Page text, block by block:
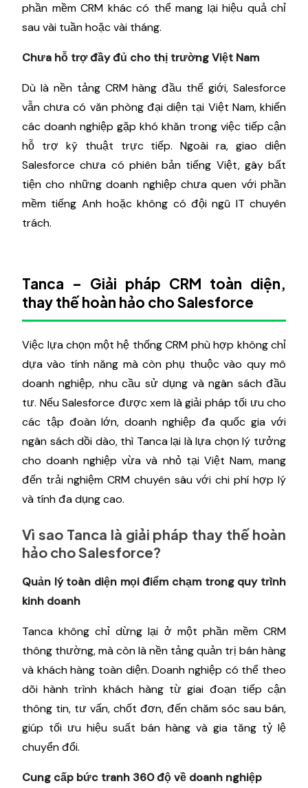
phần mềm CRM khác có thể mang lại hiệu quả chỉ
sau vài tuần hoặc vài tháng.
Chưa hỗ trợ đầy đủ cho thị trường Việt Nam
Dù là nền tảng CRM hàng đầu thế giới, Salesforce
vẫn chưa có văn phòng đại diện tại Việt Nam, khiến
các doanh nghiệp gặp khó khăn trong việc tiếp cận
hỗ trợ kỹ thuật trực tiếp. Ngoài ra, giao diện
Salesforce chưa có phiên bản tiếng Việt, gây bất
tiện cho những doanh nghiệp chưa quen với phần
mềm tiếng Anh hoặc không có đội ngũ IT chuyên
trách.
Tanca – Giải pháp CRM toàn diện,
thay thế hoàn hảo cho Salesforce
Việc lựa chọn một hệ thống CRM phù hợp không chỉ
dựa vào tính năng mà còn phụ thuộc vào quy mô
doanh nghiệp, nhu cầu sử dụng và ngân sách đầu
tư. Nếu Salesforce được xem là giải pháp tối ưu cho
các tập đoàn lớn, doanh nghiệp đa quốc gia với
ngân sách dồi dào, thì Tanca lại là lựa chọn lý tưởng
cho doanh nghiệp vừa và nhỏ tại Việt Nam, mang
đến trải nghiệm CRM chuyên sâu với chi phí hợp lý
và tính đa dụng cao.
Vì sao Tanca là giải pháp thay thế hoàn
hảo cho Salesforce?
Quản lý toàn diện mọi điểm chạm trong quy trình
kinh doanh
Tanca không chỉ dừng lại ở một phần mềm CRM
thông thường, mà còn là nền tảng quản trị bán hàng
và khách hàng toàn diện. Doanh nghiệp có thể theo
dõi hành trình khách hàng từ giai đoạn tiếp cận
thông tin, tư vấn, chốt đơn, đến chăm sóc sau bán,
giúp tối ưu hiệu suất bán hàng và gia tăng tỷ lệ
chuyển đổi.
Cung cấp bức tranh 360 độ về doanh nghiệp